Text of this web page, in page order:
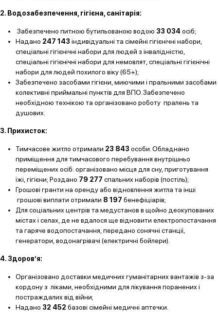
2. Водозабезпечення, гігієна, санітарія:
Забезпечено питною бутильованою водою 33 034 осіб;
Надано 247 143 індивідуальні та сімейні гігієнічні набори,
спеціальні гігієнічні набори для людей з інвалідністю,
спеціальні гігієнічні набори для немовлят, спеціальні гігієнічні
набори для людей похилого віку (65+);
Забезпечено засобами гігієни, миючими і пральними засобами
колективні приймальні пунктів для ВПО. Забезпечено
необхідною технікою та організовано роботу пралень та
душових.
3. Прихисток:
Тимчасове житло отримали 23 843 особи. Обладнано
приміщення для тимчасового перебування внутрішньо
переміщених осіб: організовано місця для сну, приготування
їжі, гігієни; Роздано 79 277 спальних наборів (постіль);
Грошові гранти на оренду або відновлення житла та інші
грошові виплати отримали 8 197 бенефіціарів;
Для соціальних центрів та медустанов в щойно деокупованих
містах і селах, де не вдалося ще відновити електропостачання
та гаряче водопостачання, передано сонячні станції,
генератори, водонагрівачі (електричні бойлери).
4. Здоров’я:
Організовано доставки медичних гуманітарних вантажів з-за
кордону з ліками, необхідними для лікування поранених і
постраждалих від війни;
Надано 32 452 базові сімейні медичні аптечки.